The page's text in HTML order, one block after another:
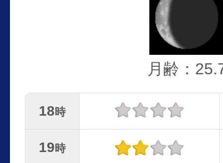
月齢：
18時
19時